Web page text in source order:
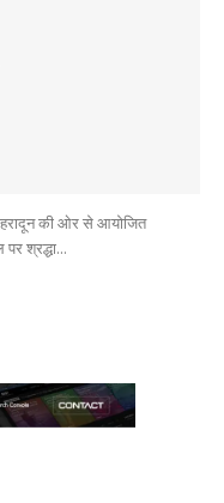
की ओर से आयोजित
श्रद्धा...